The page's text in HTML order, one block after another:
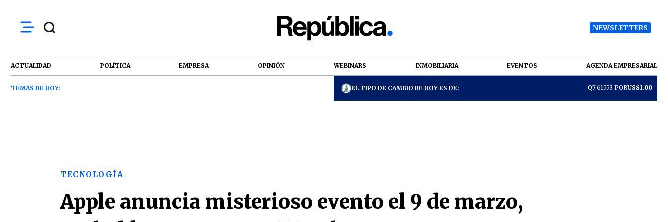
NEWSLETTERS
ACTUALIDAD POLÍTICA EMPRESA OPINIÓN WEBINARS INMOBILIARIA EVENTOS AGENDA EMPRESARIAL
TEMAS DE HOY: EL TIPO DE CAMBIO DE HOY ES DE: Q7.61553 PORUS$1.00
TECNOLOGÍA
Apple anuncia misterioso evento el 9 de marzo,